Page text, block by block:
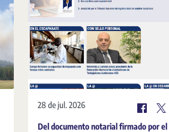
28 de jul. 2026
Del documento notarial firmado por el